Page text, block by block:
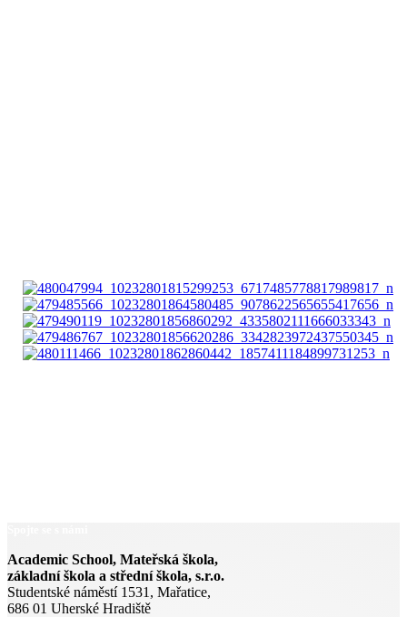
Academic School, Mateřská škola,
základní škola a střední škola, s.r.o.
Studentské náměstí 1531, Mařatice,
686 01 Uherské Hradiště